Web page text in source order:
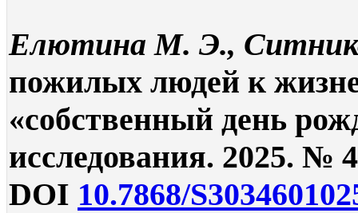
Елютина М. Э.,
пожилых людей к
«собственный день
исследования. 2025. №
DOI 10.7868/